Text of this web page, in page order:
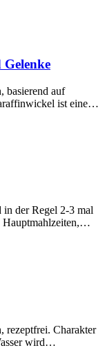
basierend auf
ist eine…
der Regel 2-3 mal
Hauptmahlzeiten,…
rezeptfrei. Charakter
wird…